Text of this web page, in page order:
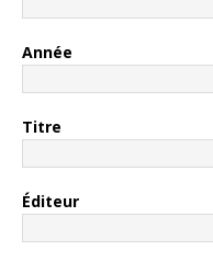
Année
Titre
Éditeur